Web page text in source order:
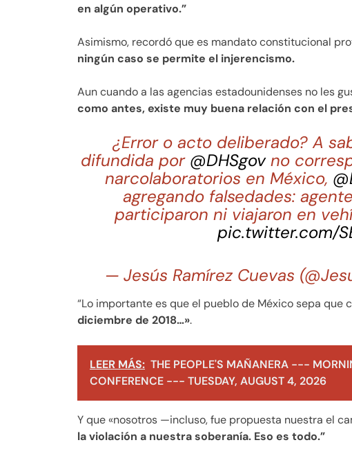
en algún operativo.”
Asimismo, recordó que es mandato constitucional
ningún caso se permite el injerencismo.
Aun cuando a las agencias estadounidenses no les
como antes, existe muy buena relación con el
¿Error o acto deliberado? A
difundida por @DHSgovno
narcolaboratorios en México,
agregando falsedades:
participaron ni viajaron en
pic.twitter.com/
— Jesús Ramírez Cuevas
“Lo importante es que el pueblo de México sepa que
diciembre de 2018…».
LEER MÁS: THE PEOPLE'S MAÑANERA ---
CONFERENCE --- TUESDAY, AUGUST 4, 2026
Y que «nosotros —incluso, fue propuesta nuestra el
la violación a nuestra soberanía. Eso es todo.”